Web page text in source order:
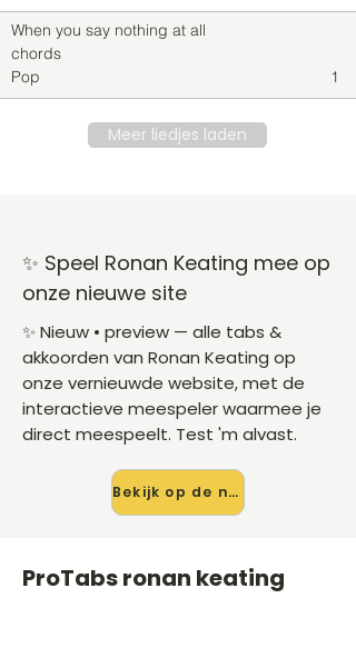
When you say nothing at all
chords
Pop
1
Meer liedjes laden
✨ Speel Ronan Keating mee op
onze nieuwe site
✨ Nieuw • preview — alle tabs &
akkoorden van Ronan Keating op
onze vernieuwde website, met de
interactieve meespeler waarmee je
direct meespeelt. Test 'm alvast.
Bekijk op de nieuwe site →
ProTabs ronan keating